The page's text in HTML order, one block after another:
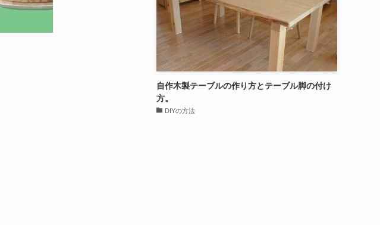
自作木製テーブルの作り方とテーブル脚の付け
方。
DIYの方法